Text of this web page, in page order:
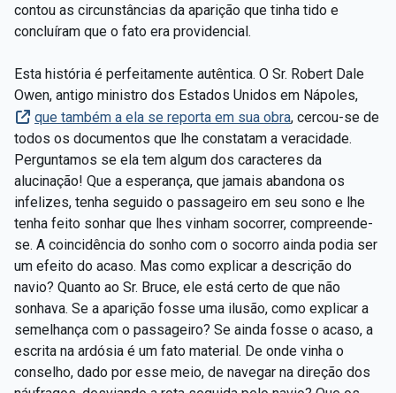
contou as circunstâncias da aparição que tinha tido e
concluíram que o fato era providencial.
Esta história é perfeitamente autêntica. O Sr. Robert Dale
Owen, antigo ministro dos Estados Unidos em Nápoles,
que também a ela se reporta em sua obra, cercou-se de
todos os documentos que lhe constatam a veracidade.
Perguntamos se ela tem algum dos caracteres da
alucinação! Que a esperança, que jamais abandona os
infelizes, tenha seguido o passageiro em seu sono e lhe
tenha feito sonhar que lhes vinham socorrer, compreende-
se. A coincidência do sonho com o socorro ainda podia ser
um efeito do acaso. Mas como explicar a descrição do
navio? Quanto ao Sr. Bruce, ele está certo de que não
sonhava. Se a aparição fosse uma ilusão, como explicar a
semelhança com o passageiro? Se ainda fosse o acaso, a
escrita na ardósia é um fato material. De onde vinha o
conselho, dado por esse meio, de navegar na direção dos